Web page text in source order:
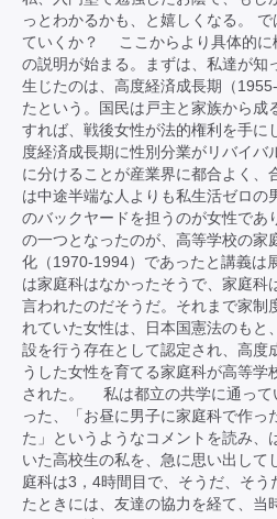
っとわかるかも、と嬉しくなる。
ていくか？ ここからより具体的に
の説明が始まる。まずは、私達が知
生じたのは、高度経済成長期（
たという。国民は戸主と家族から成
すれば、戦後女性が法的権利を手に
度経済成長期に性別分業がリバイバ
に分けることが産業界に都合よく、
は中途半端な人よりも私生活ゼロの
のバックヤードを担うのが女性であ
の一つとなったのが、高等学校の家
化（1970-1994）であったと講義は
は家庭科はなかったそうで、家庭科
言われたのだそうだ。それまで家制
れていた女性は、日本国憲法のもと
設を行う存在として認定され、高度
うした女性を育てる家庭科が高等学
された。 私は都立の共学に通って
った、「お昼に男子に家庭科で作っ
た」というようなコメントを読み、
いた高校生の私を、急に思い出して
庭科は3，4時間目で、そうだ、そう
たときには、友達の協力を経て、当